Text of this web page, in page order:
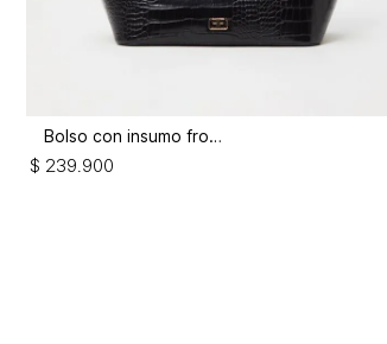
Bolso con insumo frontal
$ 239.900